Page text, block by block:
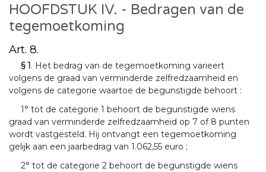
HOOFDSTUK IV. - Bedragen van de
tegemoetkoming
Art. 8.
§ 1. Het bedrag van de tegemoetkoming varieert
volgens de graad van verminderde zelfredzaamheid en
volgens de categorie waartoe de begunstigde behoort :
1° tot de categorie 1 behoort de begunstigde wiens
graad van verminderde zelfredzaamheid op 7 of 8 punten
wordt vastgesteld. Hij ontvangt een tegemoetkoming
gelijk aan een jaarbedrag van 1.062,55 euro ;
2° tot de categorie 2 behoort de begunstigde wiens